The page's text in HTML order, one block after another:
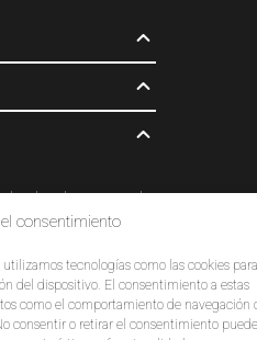
consentimiento
tecnologías como las cookies para
del dispositivo. El consentimiento a estas
como el comportamiento de navegación
consentir o retirar el consentimiento puede
los derechos reservados.